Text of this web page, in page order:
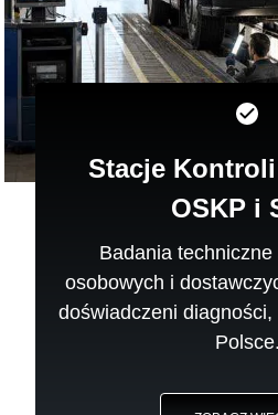
Stacje
OSKP i
Badania
osobowych i
doświadczeni diagności,
Polsce.